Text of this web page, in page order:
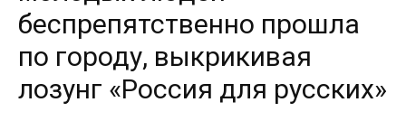
беспрепятственно прошла
по городу, выкрикивая
лозунг «Россия для русских»